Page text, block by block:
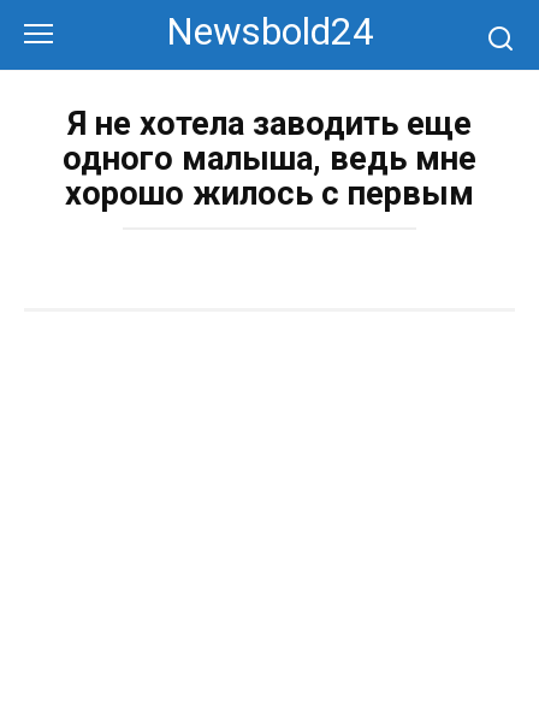
контенту
Newsbold24
Я не хотела заводить еще
одного малыша, ведь мне
хорошо жилось с первым